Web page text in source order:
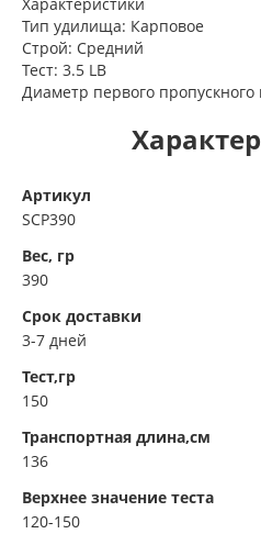
Тип удилища: Карповое
Строй: Средний
Тест: 3.5 LB
Диаметр первого
Артикул
SCP390
Вес, гр
390
Срок доставки
3-7 дней
Тест,гр
150
Транспортная длина,см
136
Верхнее значение теста
120-150